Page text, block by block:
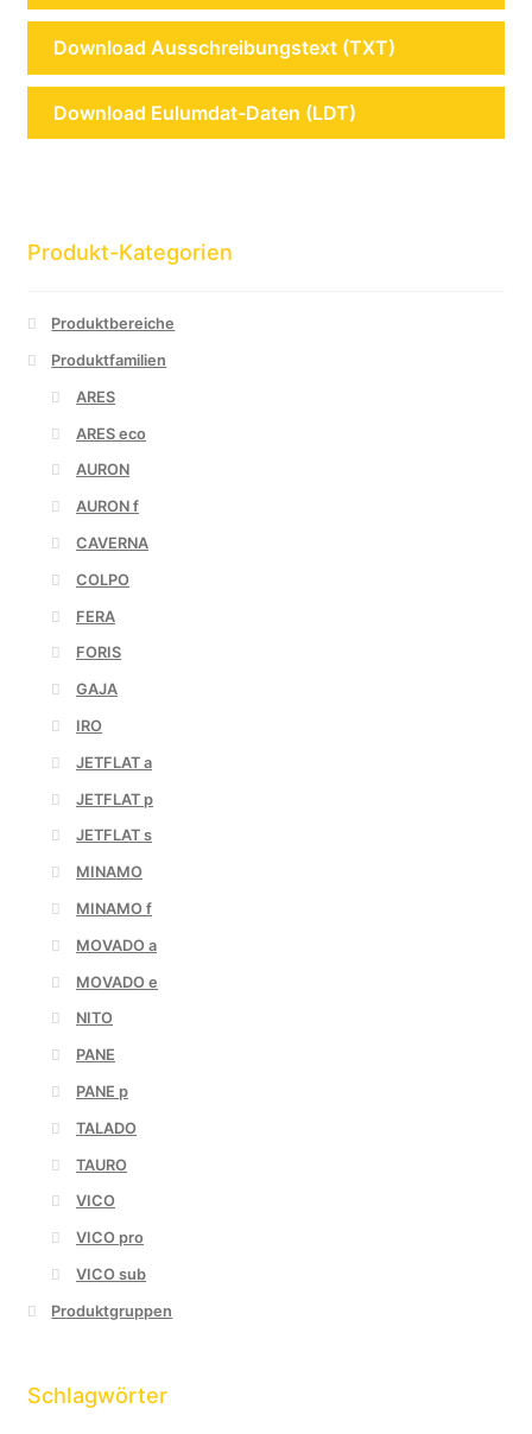
Download Ausschreibungstext (TXT)
Download Eulumdat-Daten (LDT)
Produkt-Kategorien
Produktbereiche
Produktfamilien
ARES
ARES eco
AURON
AURON f
CAVERNA
COLPO
FERA
FORIS
GAJA
IRO
JETFLAT a
JETFLAT p
JETFLAT s
MINAMO
MINAMO f
MOVADO a
MOVADO e
NITO
PANE
PANE p
TALADO
TAURO
VICO
VICO pro
VICO sub
Produktgruppen
Schlagwörter